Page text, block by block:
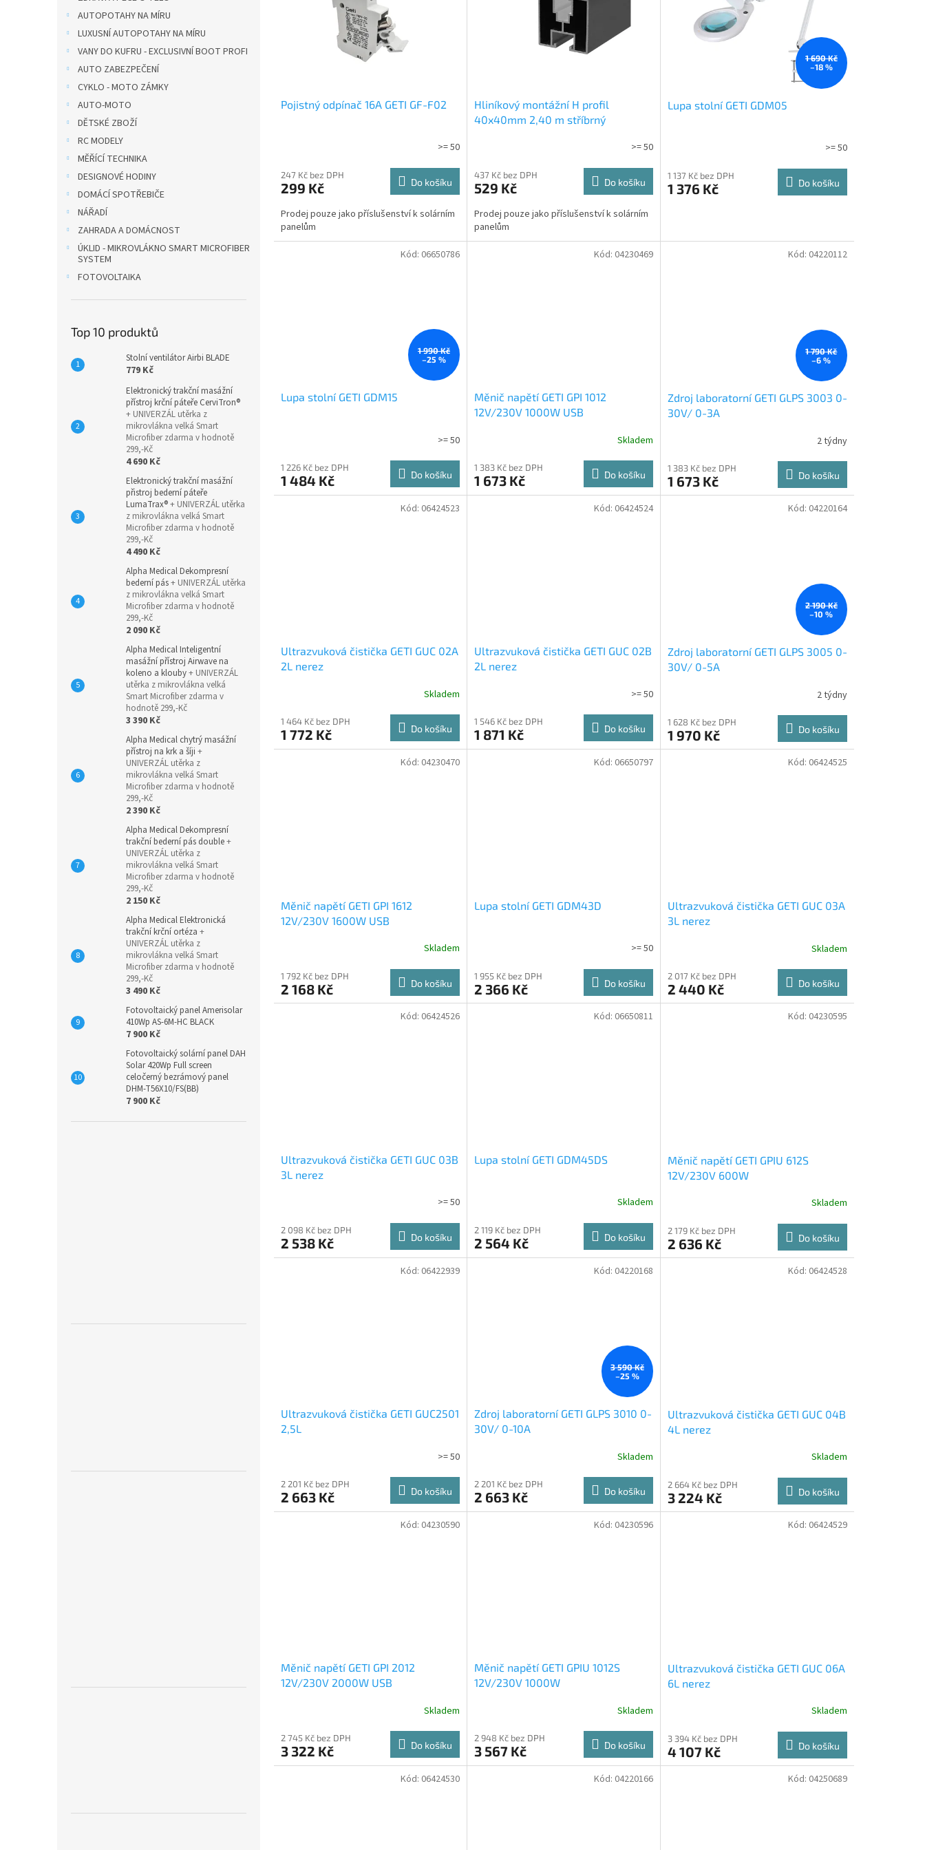
AUTOPOTAHY NA MÍRU
LUXUSNÍ AUTOPOTAHY NA MÍRU
VANY DO KUFRU - EXCLUSIVNÍ BOOT PROFI
AUTO ZABEZPEČENÍ
CYKLO - MOTO ZÁMKY
AUTO-MOTO
DĚTSKÉ ZBOŽÍ
RC MODELY
MĚŘÍCÍ TECHNIKA
DESIGNOVÉ HODINY
DOMÁCÍ SPOTŘEBIČE
NÁŘADÍ
ZAHRADA A DOMÁCNOST
ÚKLID - MIKROVLÁKNO SMART MICROFIBER
SYSTEM
FOTOVOLTAIKA
Top 10 produktů
Stolní ventilátor Airbi BLADE
779 Kč
Elektronický trakční masážní
přístroj krční páteře CerviTron®
+ UNIVERZÁL utěrka z
mikrovlákna velká Smart
Microfiber zdarma v hodnotě
299,-Kč
4 690 Kč
Elektronický trakční masážní
přistroj bederní páteře
LumaTrax®+ UNIVERZÁL utěrka
z mikrovlákna velká Smart
Microfiber zdarma v hodnotě
299,-Kč
4 490 Kč
Alpha Medical Dekompresní
bederní pás+ UNIVERZÁL utěrka
z mikrovlákna velká Smart
Microfiber zdarma v hodnotě
299,-Kč
2 090 Kč
Alpha Medical Inteligentní
masážní přístroj Airwave na
koleno a klouby+ UNIVERZÁL
utěrka z mikrovlákna velká
Smart Microfiber zdarma v
hodnotě 299,-Kč
3 390 Kč
Alpha Medical chytrý masážní
přístroj na krk a šíji +
UNIVERZÁL utěrka z
mikrovlákna velká Smart
Microfiber zdarma v hodnotě
299,-Kč
2 390 Kč
Alpha Medical Dekompresní
trakční bederní pás double+
UNIVERZÁL utěrka z
mikrovlákna velká Smart
Microfiber zdarma v hodnotě
299,-Kč
2 150 Kč
Alpha Medical Elektronická
trakční krční ortéza +
UNIVERZÁL utěrka z
mikrovlákna velká Smart
Microfiber zdarma v hodnotě
299,-Kč
3 490 Kč
Fotovoltaický panel Amerisolar
410Wp AS-6M-HC BLACK
7 900 Kč
Fotovoltaický solární panel DAH
Solar 420Wp Full screen
celočerný bezrámový panel
DHM-T56X10/FS(BB)
7 900 Kč
Pojistný odpínač 16A GETI GF-F02
>= 50
247 Kč bez DPH
299 Kč Do košíku
Prodej pouze jako příslušenství k solárním
panelům
Hliníkový montážní H profil
40x40mm 2,40 m stříbrný
>= 50
437 Kč bez DPH
529 Kč Do košíku
Prodej pouze jako příslušenství k solárním
panelům
1 690 Kč
–18 %
Lupa stolní GETI GDM05
>= 50
1 137 Kč bez DPH
1 376 Kč Do košíku
1 990 Kč
–25 %
Lupa stolní GETI GDM15
>= 50
1 226 Kč bez DPH
1 484 Kč Do košíku
Kód: 06650786
Měnič napětí GETI GPI 1012
12V/230V 1000W USB
Skladem
1 383 Kč bez DPH
1 673 Kč Do košíku
Kód: 04230469
1 790 Kč
–6 %
Zdroj laboratorní GETI GLPS 3003 0-
30V/ 0-3A
2 týdny
1 383 Kč bez DPH
1 673 Kč Do košíku
Kód: 04220112
Ultrazvuková čistička GETI GUC 02A
2L nerez
Skladem
1 464 Kč bez DPH
1 772 Kč Do košíku
Kód: 06424523
Ultrazvuková čistička GETI GUC 02B
2L nerez
>= 50
1 546 Kč bez DPH
1 871 Kč Do košíku
Kód: 06424524
2 190 Kč
–10 %
Zdroj laboratorní GETI GLPS 3005 0-
30V/ 0-5A
2 týdny
1 628 Kč bez DPH
1 970 Kč Do košíku
Kód: 04220164
Měnič napětí GETI GPI 1612
12V/230V 1600W USB
Skladem
1 792 Kč bez DPH
2 168 Kč Do košíku
Kód: 04230470
Lupa stolní GETI GDM43D
>= 50
1 955 Kč bez DPH
2 366 Kč Do košíku
Kód: 06650797
Ultrazvuková čistička GETI GUC 03A
3L nerez
Skladem
2 017 Kč bez DPH
2 440 Kč Do košíku
Kód: 06424525
Ultrazvuková čistička GETI GUC 03B
3L nerez
>= 50
2 098 Kč bez DPH
2 538 Kč Do košíku
Kód: 06424526
Lupa stolní GETI GDM45DS
Skladem
2 119 Kč bez DPH
2 564 Kč Do košíku
Kód: 06650811
Měnič napětí GETI GPIU 612S
12V/230V 600W
Skladem
2 179 Kč bez DPH
2 636 Kč Do košíku
Kód: 04230595
Ultrazvuková čistička GETI GUC2501
2,5L
>= 50
2 201 Kč bez DPH
2 663 Kč Do košíku
Kód: 06422939
3 590 Kč
–25 %
Zdroj laboratorní GETI GLPS 3010 0-
30V/ 0-10A
Skladem
2 201 Kč bez DPH
2 663 Kč Do košíku
Kód: 04220168
Ultrazvuková čistička GETI GUC 04B
4L nerez
Skladem
2 664 Kč bez DPH
3 224 Kč Do košíku
Kód: 06424528
Měnič napětí GETI GPI 2012
12V/230V 2000W USB
Skladem
2 745 Kč bez DPH
3 322 Kč Do košíku
Kód: 04230590
Měnič napětí GETI GPIU 1012S
12V/230V 1000W
Skladem
2 948 Kč bez DPH
3 567 Kč Do košíku
Kód: 04230596
Ultrazvuková čistička GETI GUC 06A
6L nerez
Skladem
3 394 Kč bez DPH
4 107 Kč Do košíku
Kód: 06424529
Kód: 06424530 Kód: 04220166 Kód: 04250689